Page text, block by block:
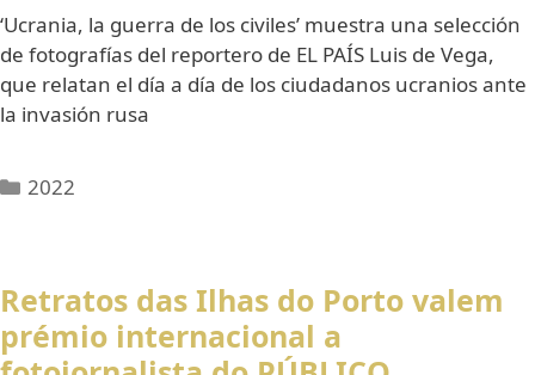
‘Ucrania, la guerra de los civiles’ muestra una selección
de fotografías del reportero de EL PAÍS Luis de Vega,
que relatan el día a día de los ciudadanos ucranios ante
la invasión rusa
2022
Retratos das Ilhas do Porto valem
prémio internacional a